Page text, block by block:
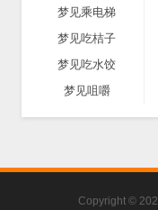
梦见乘电梯
梦见吃桔子
梦见吃水饺
梦见咀嚼
Copyright ©